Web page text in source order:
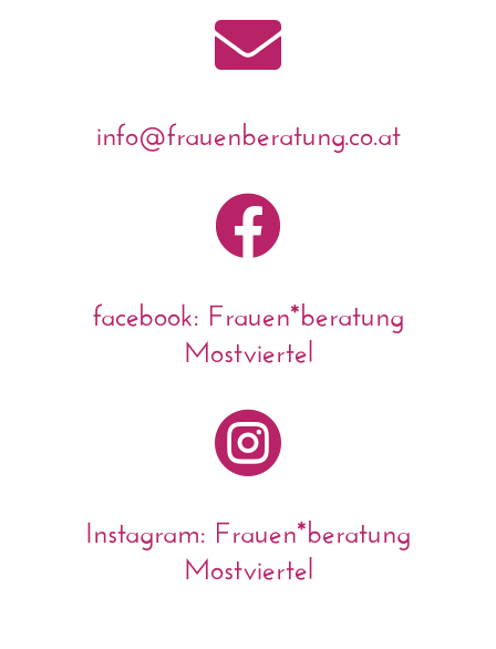

info@frauenberatung.co.at

facebook: Frauen*beratung
Mostviertel

Instagram: Frauen*beratung
Mostviertel